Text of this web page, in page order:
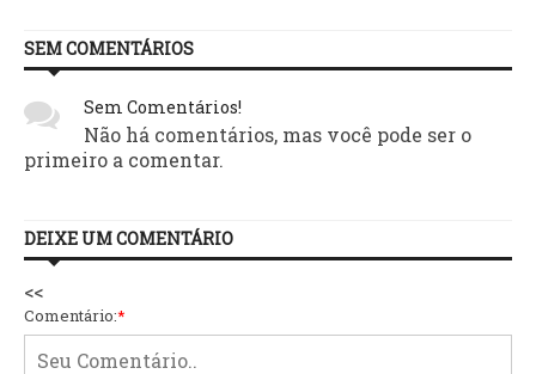
SEM COMENTÁRIOS
Sem Comentários!
Não há comentários, mas você pode ser o
primeiro a comentar.
DEIXE UM COMENTÁRIO
<<
Comentário:*